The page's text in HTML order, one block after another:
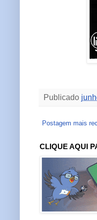
Publicado
Postagem mais
CLIQUE AQUI